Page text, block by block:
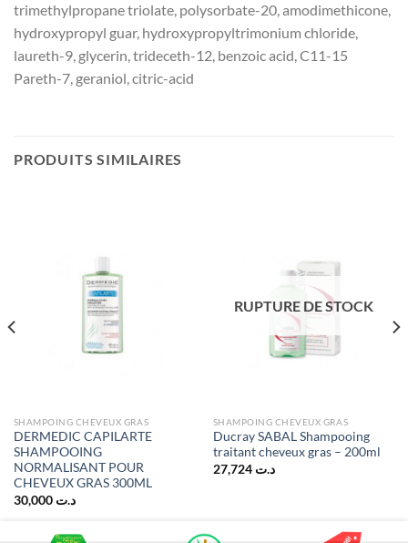
trimethylpropane triolate, polysorbate-20, amodimethicone,
hydroxypropyl guar, hydroxypropyltrimonium chloride,
laureth-9, glycerin, trideceth-12, benzoic acid, C11-15
Pareth-7, geraniol, citric-acid
PRODUITS SIMILAIRES
SHAMPOING CHEVEUX GRAS
DERMEDIC CAPILARTE
SHAMPOOING
NORMALISANT POUR
CHEVEUX GRAS 300ML
د.ت 30,000
RUPTURE DE STOCK
SHAMPOING CHEVEUX GRAS
Ducray SABAL Shampooing
traitant cheveux gras – 200ml
د.ت 27,724